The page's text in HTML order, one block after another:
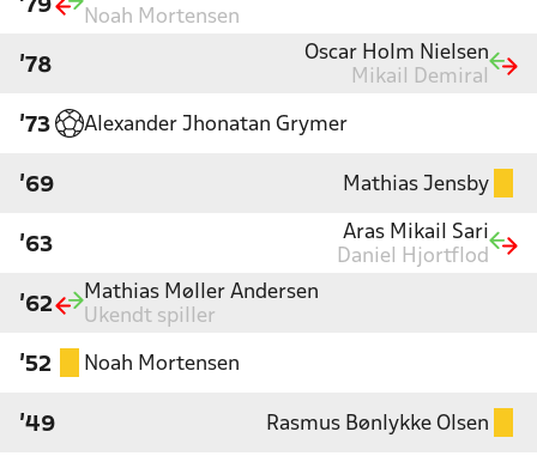
'79
Noah Mortensen
'78
Oscar Holm Nielsen
Mikail Demiral
'73 Alexander Jhonatan Grymer
'69 Mathias Jensby
'63
Aras Mikail Sari
Daniel Hjortflod
'62
Mathias Møller Andersen
Ukendt spiller
'52 Noah Mortensen
'49 Rasmus Bønlykke Olsen